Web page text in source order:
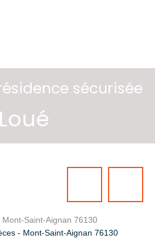
sécurisée
Loué
Mont-Saint-Aignan 76130
- Mont-Saint-Aignan 76130